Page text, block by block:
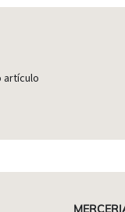
artículo